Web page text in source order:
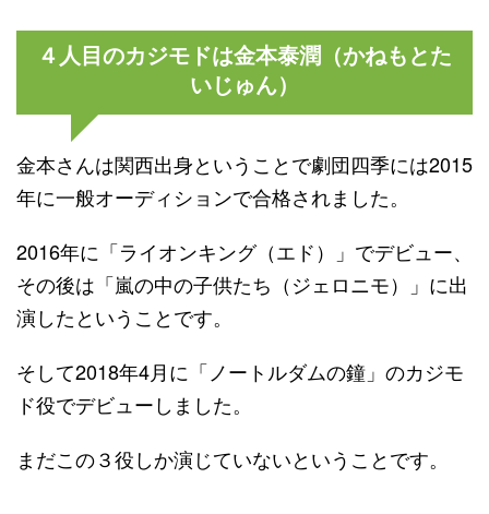
４人目のカジモドは金本泰潤（かねもとた
いじゅん）
金本さんは関西出身ということで劇団四季には2015
年に一般オーディションで合格されました。
2016年に「ライオンキング（エド）」でデビュー、
その後は「嵐の中の子供たち（ジェロニモ）」に出
演したということです。
そして2018年4月に「ノートルダムの鐘」のカジモ
ド役でデビューしました。
まだこの３役しか演じていないということです。